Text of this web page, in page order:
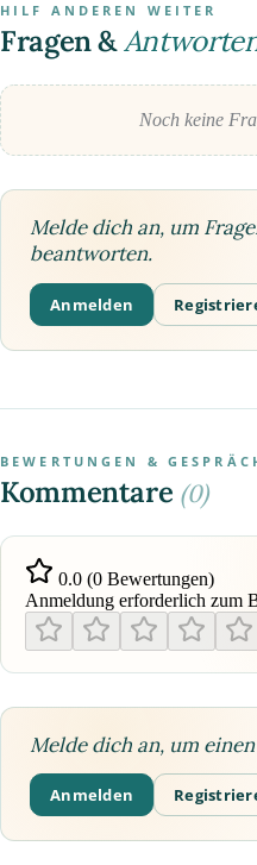
HILF ANDEREN WEITER
Fragen &
Noch keine
Melde dich an, um
beantworten.
Anmelden
BEWERTUNGEN &
Kommentare (0)
0.0 (0 Bewertungen)
Anmeldung erforderlich zum
Melde dich an, um
Anmelden